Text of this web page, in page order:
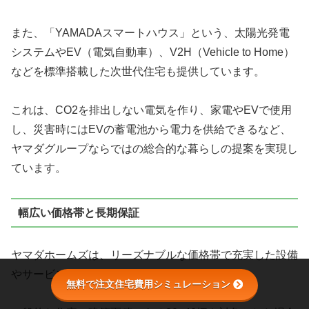
また、「 YAMADAスマートハウス 」という、太陽光発電
システムやEV（電気自動車）、V2H（Vehicle to Home）
などを標準搭載した次世代住宅も提供しています。
これは、CO2を排出しない電気を作り、家電やEVで使用
し、災害時にはEVの蓄電池から電力を供給できるなど、
ヤマダグループならではの総合的な暮らしの提案を実現し
ています。
幅広い価格帯と長期保証
ヤマダホームズは、リーズナブルな価格帯で充実した設備
やサービスを提供しています。
無料で注文住宅費用シミュレーション